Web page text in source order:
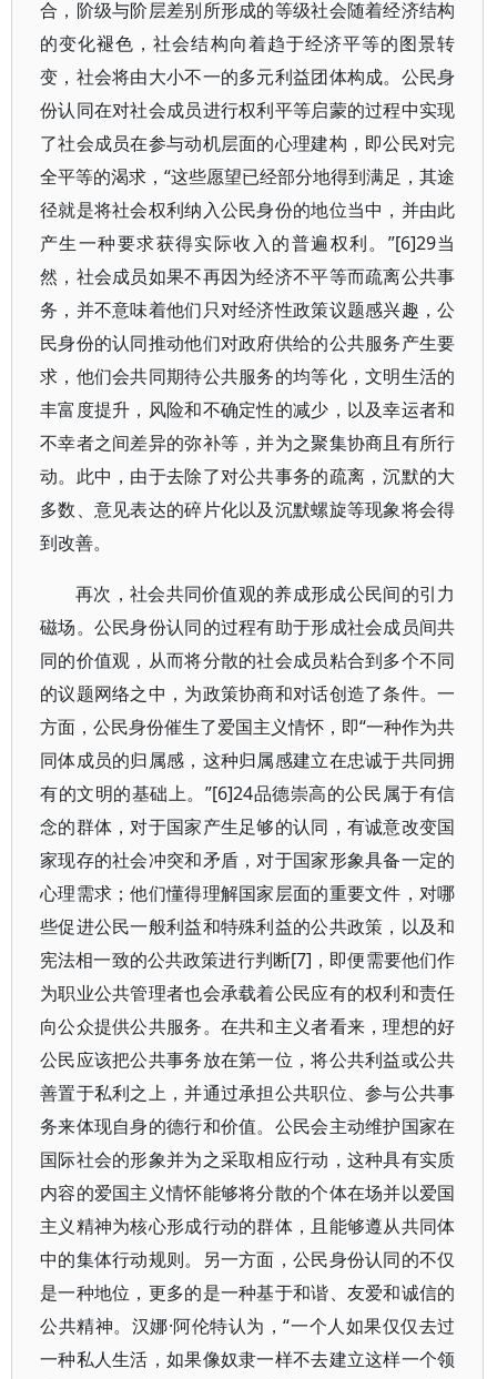
合，阶级与阶层差别所形成的等级社会随着经济结构
的变化褪色，社会结构向着趋于经济平等的图景转
变，社会将由大小不一的多元利益团体构成。公民身
份认同在对社会成员进行权利平等启蒙的过程中实现
了社会成员在参与动机层面的心理建构，即公民对完
全平等的渴求，“这些愿望已经部分地得到满足，其途
径就是将社会权利纳入公民身份的地位当中，并由此
产生一种要求获得实际收入的普遍权利。”[6]29当
然，社会成员如果不再因为经济不平等而疏离公共事
务，并不意味着他们只对经济性政策议题感兴趣，公
民身份的认同推动他们对政府供给的公共服务产生要
求，他们会共同期待公共服务的均等化，文明生活的
丰富度提升，风险和不确定性的减少，以及幸运者和
不幸者之间差异的弥补等，并为之聚集协商且有所行
动。此中，由于去除了对公共事务的疏离，沉默的大
多数、意见表达的碎片化以及沉默螺旋等现象将会得
到改善。
再次，社会共同价值观的养成形成公民间的引力
磁场。公民身份认同的过程有助于形成社会成员间共
同的价值观，从而将分散的社会成员粘合到多个不同
的议题网络之中，为政策协商和对话创造了条件。一
方面，公民身份催生了爱国主义情怀，即“一种作为共
同体成员的归属感，这种归属感建立在忠诚于共同拥
有的文明的基础上。”[6]24品德崇高的公民属于有信
念的群体，对于国家产生足够的认同，有诚意改变国
家现存的社会冲突和矛盾，对于国家形象具备一定的
心理需求；他们懂得理解国家层面的重要文件，对哪
些促进公民一般利益和特殊利益的公共政策，以及和
宪法相一致的公共政策进行判断[7]，即便需要他们作
为职业公共管理者也会承载着公民应有的权利和责任
向公众提供公共服务。在共和主义者看来，理想的好
公民应该把公共事务放在第一位，将公共利益或公共
善置于私利之上，并通过承担公共职位、参与公共事
务来体现自身的德行和价值。公民会主动维护国家在
国际社会的形象并为之采取相应行动，这种具有实质
内容的爱国主义情怀能够将分散的个体在场并以爱国
主义精神为核心形成行动的群体，且能够遵从共同体
中的集体行动规则。另一方面，公民身份认同的不仅
是一种地位，更多的是一种基于和谐、友爱和诚信的
公共精神。汉娜·阿伦特认为，“一个人如果仅仅去过
一种私人生活，如果像奴隶一样不去建立这样一个领